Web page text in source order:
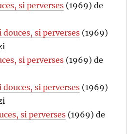
si perverses (1969) de
douces, si perverses (1969)
si perverses (1969) de
douces, si perverses (1969)
si perverses (1969) de